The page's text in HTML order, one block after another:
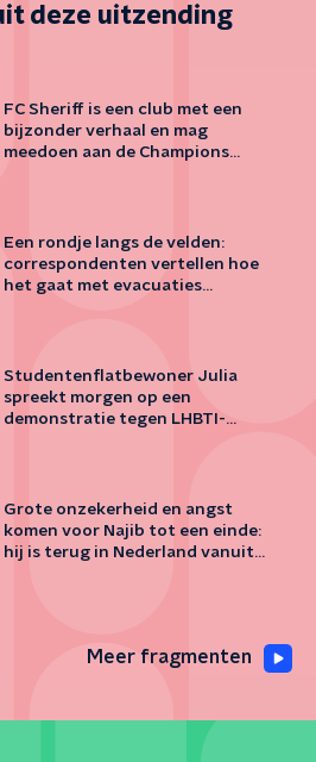
deze uitzending
FC Sheriff is een club met een
bijzonder verhaal en mag
meedoen aan de Champions
Een rondje langs de velden:
correspondenten vertellen hoe
het gaat met evacuaties
Studentenflatbewoner Julia
spreekt morgen op een
demonstratie tegen LHBTI-
Grote onzekerheid en angst
komen voor Najib tot een einde:
hij is terug in Nederland vanuit
Meer fragmenten